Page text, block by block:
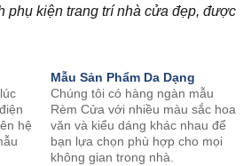
phụ kiện trang trí nhà cửa đẹp, được
hệ
Mẫu Sản Phẩm Da Dạng
Chúng tôi có hàng ngàn mẫu
Rèm Cửa với nhiều màu sắc hoa
văn và kiểu dáng khác nhau để
bạn lựa chọn phù hợp cho mọi
không gian trong nhà.